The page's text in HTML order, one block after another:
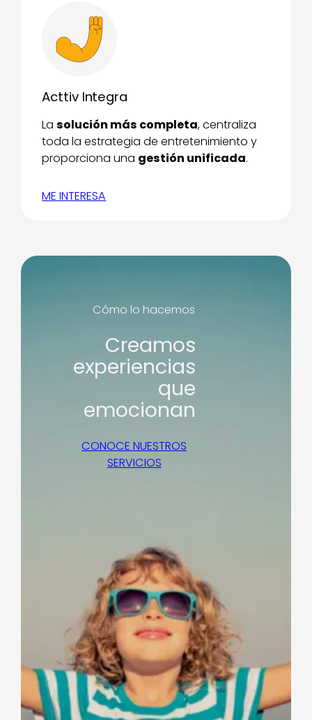
Acttiv Integra
Lasolución más completa, centraliza
toda la estrategia de entretenimiento y
proporciona una gestión unificada.
ME INTERESA
Cómo lo hacemos
Creamos
experiencias
que
emocionan
CONOCE NUESTROS
SERVICIOS